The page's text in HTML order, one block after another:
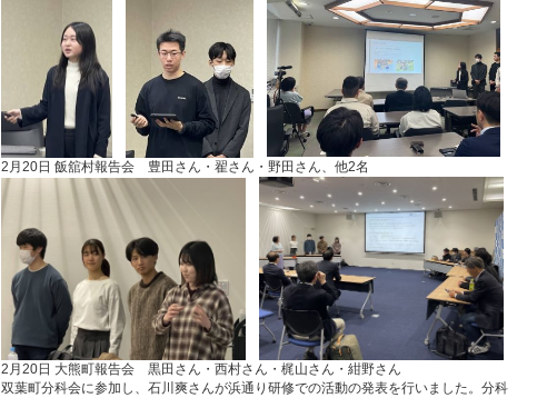
2月20日 飯舘村報告会 豊田さん・翟さん・野田さん、他2名
2月20日 大熊町報告会 黒田さん・西村さん・梶山さん・紺野さん
双葉町分科会に参加し、石川爽さんが浜通り研修での活動の発表を行いました。分科